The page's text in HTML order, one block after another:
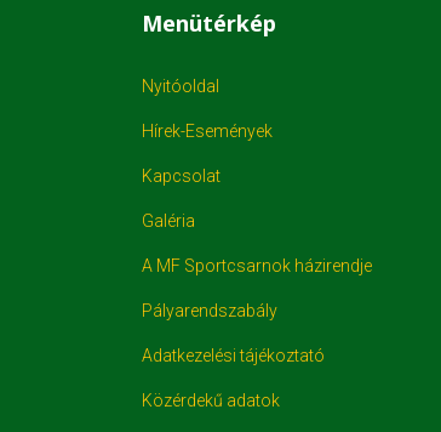
Menütérkép
Nyitóoldal
Hírek-Események
Kapcsolat
Galéria
A MF Sportcsarnok házirendje
Pályarendszabály
Adatkezelési tájékoztató
Közérdekű adatok